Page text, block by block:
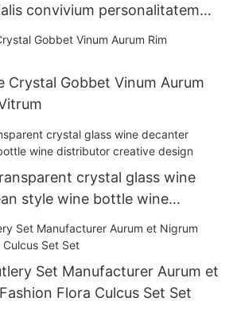
convivium personalitatem
200ml-500ml
Crystal Gobbet Vinum Aurum
crystal glass wine
style wine bottle wine
design
Set Manufacturer Aurum et
Flora Culcus Set Set